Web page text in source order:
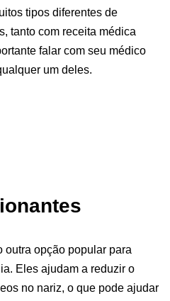
tipos diferentes de
tanto com receita médica
falar com seu médico
um deles.
outra opção popular para
Eles ajudam a reduzir o
no nariz, o que pode ajudar